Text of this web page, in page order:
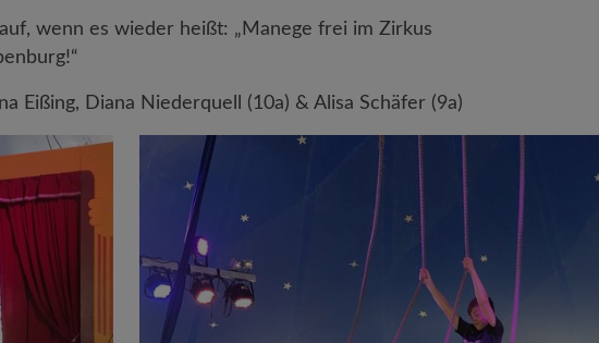
wenn es wieder heißt: „Manege frei im Zirkus
Eißing, Diana Niederquell (10a) & Alisa Schäfer (9a)